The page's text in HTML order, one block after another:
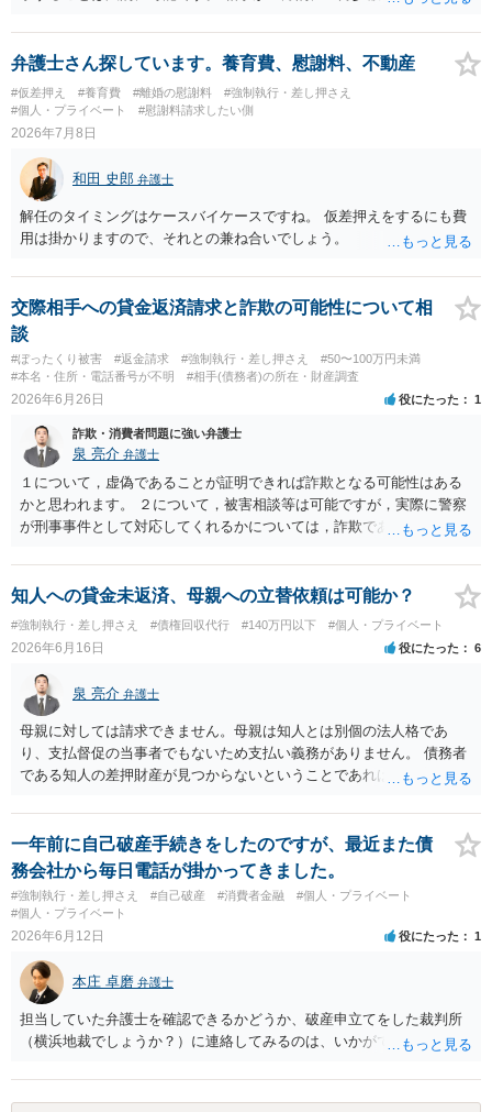
は成立していません。当初の返済期日も過ぎているため、一括返済を
求める権利があります。 具体的には、以下の手順で進めるのが効果的
です。 分割拒否と一括請求の通知：PayPayのメッセージ等で「分割
払いには同意していないため、残額の一括払いを求める」旨を明確に
伝えます。 相手の本名・住所の確認：応じない場合に法的手段（少額
まず本名や住所の特定を進めてください。 相手が購入した高額商品
（Switch2等）の事実も踏まえ、応じない場合は法的措置を辞さない姿
勢で交渉に臨むのが現実的かと思います。
弁護士さん探しています。養育費、慰謝料、不動産
#仮差押え #養育費 #離婚の慰謝料
#強制執行・差し押さえ
#個人・プライベート
#慰謝料請求したい側
2026年7月8日
和田 史郎 弁護士
解任のタイミングはケースバイケースですね。 仮差押えをするにも費
用は掛かりますので、それとの兼ね合いでしょう。
交際相手への貸金返済請求と詐欺の可能性について相
談
#ぼったくり被害 #返金請求 #強制執行・差し押さえ
#50〜100万円未満
#本名・住所・電話番号が不明
#相手(債務者)の所在・財産調査
2026年6月26日 役にたった 1
詐欺・消費者問題に強い弁護士
泉 亮介 弁護士
１について，虚偽であることが証明できれば詐欺となる可能性はある
かと思われます。 ２について，被害相談等は可能ですが，実際に警察
が刑事事件として対応してくれるかについては，詐欺であることをど
す。 ３について，相手と連絡が取れるのであれば内容証明や電話での
連絡等から交渉をすることtなるかと思われます。弁護士を立てること
を想定されている場合，裁判をする場合だと，弁護士費用との関係か
ら全額回収できたとしてもご自身の経済的な利益は少ないかと思われ
ます。 ４について，実際の内容次第ですが，可能な場合も多いです。
５について，可能かと思われます。 ６について，内容証明については
住んで居る場所が判明しないと送付は出来ないでしょう。裁判手続き
については，住民票上の住所へ住んでいないことを調査したうえで，
公示送達という方法により訴訟提起することとなります。 ７につい
て，プライバシー権侵害や名誉権侵害として相手から逆に請求を受け
るきっかけとなりかねないため，避けたほうが良いかと思われます。
知人への貸金未返済、母親への立替依頼は可能か？
#強制執行・差し押さえ #債権回収代行 #140万円以下 #個人・プライベート
2026年6月16日 役にたった 6
泉 亮介 弁護士
母親に対しては請求できません。母親は知人とは別個の法人格であ
り、支払督促の当事者でもないため支払い義務がありません。 債務者
である知人の差押財産が見つからないということであれば、現実的に
一年前に自己破産手続きをしたのですが、最近また債
務会社から毎日電話が掛かってきました。
#強制執行・差し押さえ #自己破産 #消費者金融
#個人・プライベート
#個人・プライベート
2026年6月12日 役にたった 1
本庄 卓磨 弁護士
担当していた弁護士を確認できるかどうか、破産申立てをした裁判所
（横浜地裁でしょうか？）に連絡してみるのは、いかがでしょうか。